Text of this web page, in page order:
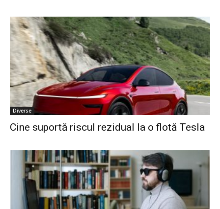
Diverse
Cine suportă riscul rezidual la o flotă Tesla